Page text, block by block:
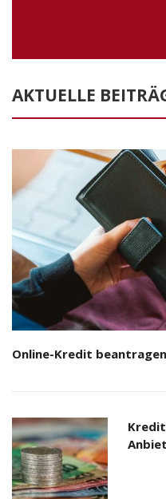
AKTUELLE
Online-Kredit